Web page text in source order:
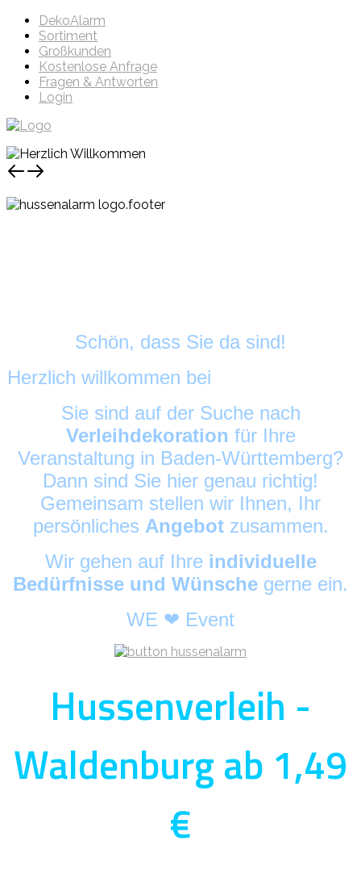
DekoAlarm
Sortiment
Großkunden
Kostenlose Anfrage
Fragen & Antworten
Login
Schön, dass Sie da sind!
Herzlich willkommen bei
Sie sind auf der Suche nach
Verleihdekoration für Ihre
Veranstaltung in Baden-Württemberg?
Dann sind Sie hier genau richtig!
Gemeinsam stellen wir Ihnen, Ihr
persönliches Angebot zusammen.
Wir gehen auf Ihre individuelle
Bedürfnisse und Wünsche gerne ein.
WE ❤ Event
Hussenverleih -
Waldenburg ab 1,49
€